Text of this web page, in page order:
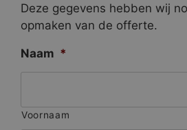
Deze gegevens hebben wij
opmaken van de offerte.
Naam *
Voornaam